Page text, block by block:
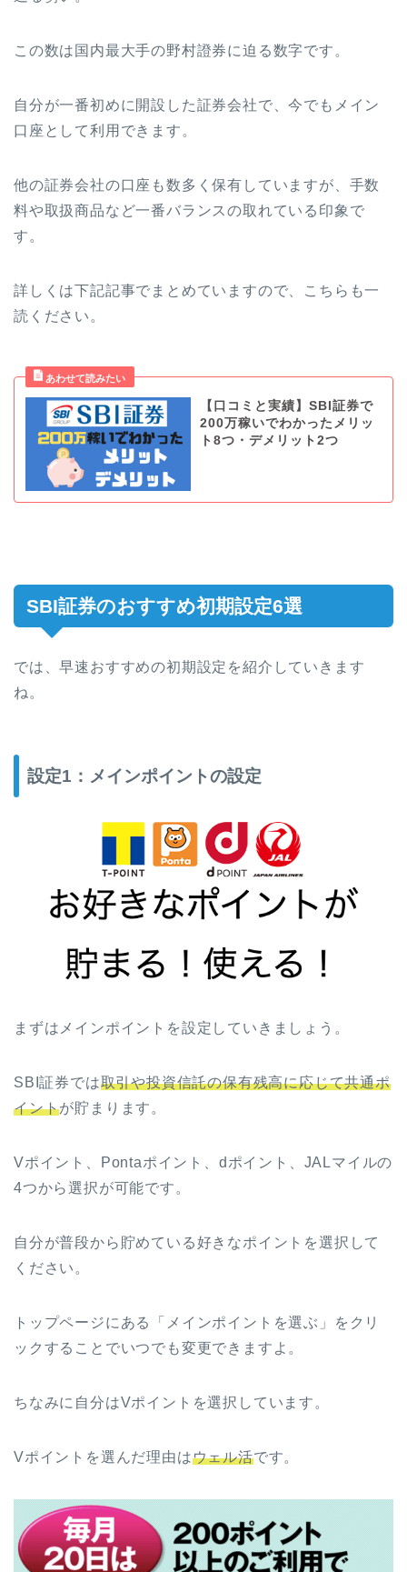
この数は国内最大手の野村證券に迫る数字です。
自分が一番初めに開設した証券会社で、今でもメイン
口座として利用できます。
他の証券会社の口座も数多く保有していますが、手数
料や取扱商品など一番バランスの取れている印象で
す。
詳しくは下記記事でまとめていますので、こちらも一
読ください。
【口コミと実績】SBI証券で
200万稼いでわかったメリッ
ト8つ・デメリット2つ
SBI証券のおすすめ初期設定6選
では、早速おすすめの初期設定を紹介していきます
ね。
設定1：メインポイントの設定
まずはメインポイントを設定していきましょう。
SBI証券では取引や投資信託の保有残高に応じて共通ポ
イントが貯まります。
Vポイント、Pontaポイント、dポイント、JALマイルの
4つから選択が可能です。
自分が普段から貯めている好きなポイントを選択して
ください。
トップページにある「メインポイントを選ぶ」をクリ
ックすることでいつでも変更できますよ。
ちなみに自分はVポイントを選択しています。
Vポイントを選んだ理由はウェル活です。